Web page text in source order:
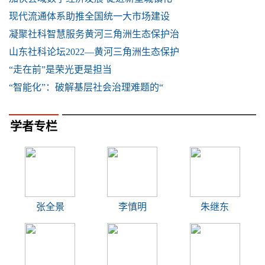
现代流通体系助推全国统一大市场建设
凝聚社科智慧服务黄河三角洲生态保护治
山东社科论坛2022—黄河三角洲生态保护
“走在前”是荣光更是担当
“智能化”：破解基层社会治理难题的“
学者专栏
张全景 李慎明 朱继东